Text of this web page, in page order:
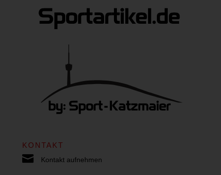
KONTAKT
 Kontakt aufnehmen